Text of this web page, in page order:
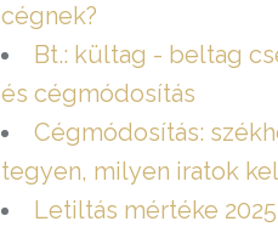
cégnek?
Bt.: kültag - beltag
és cégmódosítás
Cégmódosítás:
tegyen, milyen iratok
Letiltás mértéke